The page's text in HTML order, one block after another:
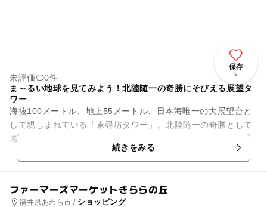
保存
9
未評価
0件
ま～るい地球を見てみよう！北陸随一の奇勝にそびえる展望タ
ワー
海抜100メートル、地上55メートル、日本海唯一の大展望台と
して親しまれている「東尋坊タワー」。北陸随一の奇勝として
名高く、見渡すかぎり海・海・海の展望台からは、白山連峰を
はじめ、越前海岸、東尋...続きをみる
ファーマーズマーケットきららの丘
福井県あわら市 / ショッピング